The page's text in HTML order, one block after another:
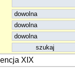
XIX